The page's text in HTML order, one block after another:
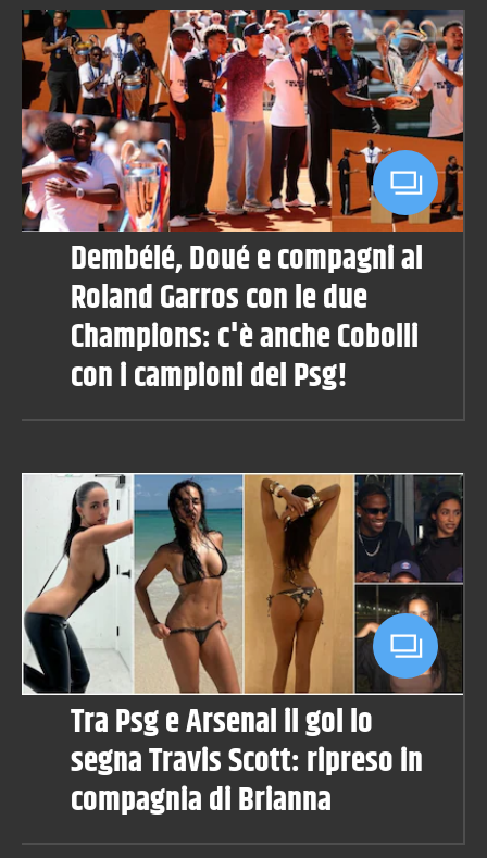
Dembélé, Doué e compagni al
Roland Garros con le due
Champions: c'è anche Cobolli
con i campioni del Psg!
Tra Psg e Arsenal il gol lo
segna Travis Scott: ripreso in
compagnia di Brianna